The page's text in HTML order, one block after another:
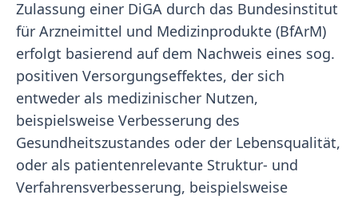
Zulassung einer DiGA durch das Bundesinstitut
für Arzneimittel und Medizinprodukte (BfArM)
erfolgt basierend auf dem Nachweis eines sog.
positiven Versorgungseffektes, der sich
entweder als medizinischer Nutzen,
beispielsweise Verbesserung des
Gesundheitszustandes oder der Lebensqualität,
oder als patientenrelevante Struktur- und
Verfahrensverbesserung, beispielsweise